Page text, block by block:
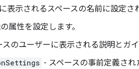
表示されるスペースの名前に設定さ
属性を設定します。
スのユーザーに表示される説明とガ
- スペースの事前定義さ